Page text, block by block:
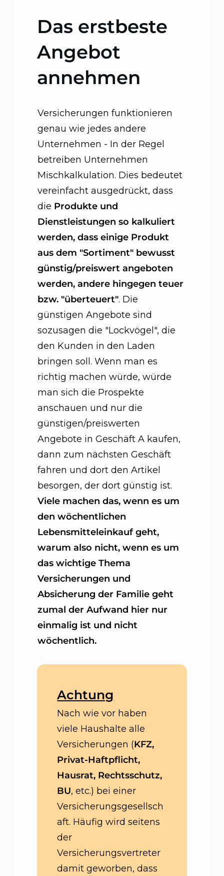
Das erstbeste
Angebot
annehmen
Versicherungen funktionieren
genau wie jedes andere
Unternehmen - In der Regel
betreiben Unternehmen
Mischkalkulation. Dies bedeutet
vereinfacht ausgedrückt, dass
die Produkte und
Dienstleistungen so kalkuliert
werden, dass einige Produkt
aus dem "Sortiment" bewusst
günstig/preiswert angeboten
werden, andere hingegen teuer
bzw. "überteuert". Die
günstigen Angebote sind
sozusagen die "Lockvögel", die
den Kunden in den Laden
bringen soll. Wenn man es
richtig machen würde, würde
man sich die Prospekte
anschauen und nur die
günstigen/preiswerten
Angebote in Geschäft A kaufen,
dann zum nächsten Geschäft
fahren und dort den Artikel
besorgen, der dort günstig ist.
Viele machen das, wenn es um
den wöchentlichen
Lebensmitteleinkauf geht,
warum also nicht, wenn es um
das wichtige Thema
Versicherungen und
Absicherung der Familie geht
zumal der Aufwand hier nur
einmalig ist und nicht
wöchentlich.
Achtung
Nach wie vor haben
viele Haushalte alle
Versicherungen (KFZ,
Privat-Haftpflicht,
Hausrat, Rechtsschutz,
BU, etc.) bei einer
Versicherungsgesellsch
aft. Häufig wird seitens
der
Versicherungsvertreter
damit geworben, dass